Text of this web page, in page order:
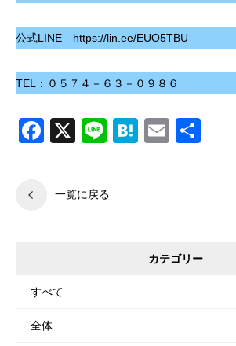
公式LINE https://lin.ee/EUO5TBU
TEL：０５７４－６３－０９８６
Facebook
X LineHatena
Email
一覧に戻る
カテゴリー
すべて
全体